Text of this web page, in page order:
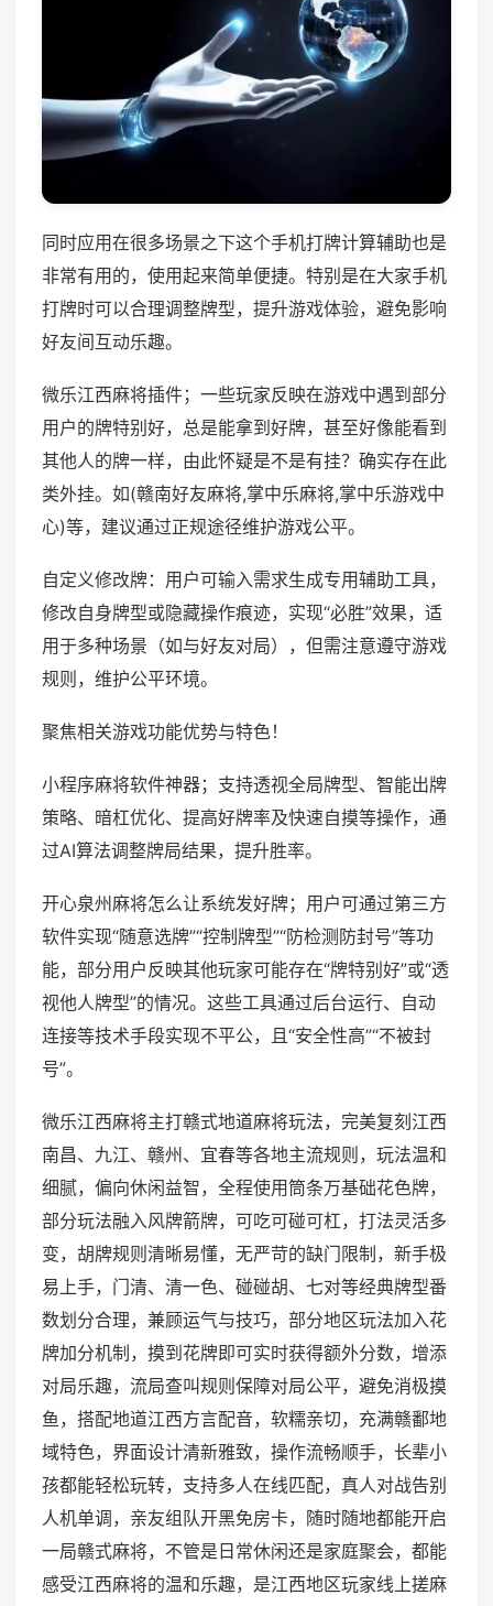
同时应用在很多场景之下这个手机打牌计算辅助也是
非常有用的，使用起来简单便捷。特别是在大家手机
打牌时可以合理调整牌型，提升游戏体验，避免影响
好友间互动乐趣。
微乐江西麻将插件；一些玩家反映在游戏中遇到部分
用户的牌特别好，总是能拿到好牌，甚至好像能看到
其他人的牌一样，由此怀疑是不是有挂？确实存在此
类外挂。如(赣南好友麻将,掌中乐麻将,掌中乐游戏中
心)等，建议通过正规途径维护游戏公平。
自定义修改牌：用户可输入需求生成专用辅助工具，
修改自身牌型或隐藏操作痕迹，实现“必胜”效果，适
用于多种场景（如与好友对局），但需注意遵守游戏
规则，维护公平环境。
聚焦相关游戏功能优势与特色！
小程序麻将软件神器；支持透视全局牌型、智能出牌
策略、暗杠优化、提高好牌率及快速自摸等操作，通
过AI算法调整牌局结果，提升胜率。
开心泉州麻将怎么让系统发好牌；用户可通过第三方
软件实现“随意选牌”“控制牌型”“防检测防封号”等功
能，部分用户反映其他玩家可能存在“牌特别好”或“透
视他人牌型”的情况。这些工具通过后台运行、自动
连接等技术手段实现不平公，且“安全性高”“不被封
号”。
微乐江西麻将主打赣式地道麻将玩法，完美复刻江西
南昌、九江、赣州、宜春等各地主流规则，玩法温和
细腻，偏向休闲益智，全程使用筒条万基础花色牌，
部分玩法融入风牌箭牌，可吃可碰可杠，打法灵活多
变，胡牌规则清晰易懂，无严苛的缺门限制，新手极
易上手，门清、清一色、碰碰胡、七对等经典牌型番
数划分合理，兼顾运气与技巧，部分地区玩法加入花
牌加分机制，摸到花牌即可实时获得额外分数，增添
对局乐趣，流局查叫规则保障对局公平，避免消极摸
鱼，搭配地道江西方言配音，软糯亲切，充满赣鄱地
域特色，界面设计清新雅致，操作流畅顺手，长辈小
孩都能轻松玩转，支持多人在线匹配，真人对战告别
人机单调，亲友组队开黑免房卡，随时随地都能开启
一局赣式麻将，不管是日常休闲还是家庭聚会，都能
感受江西麻将的温和乐趣，是江西地区玩家线上搓麻